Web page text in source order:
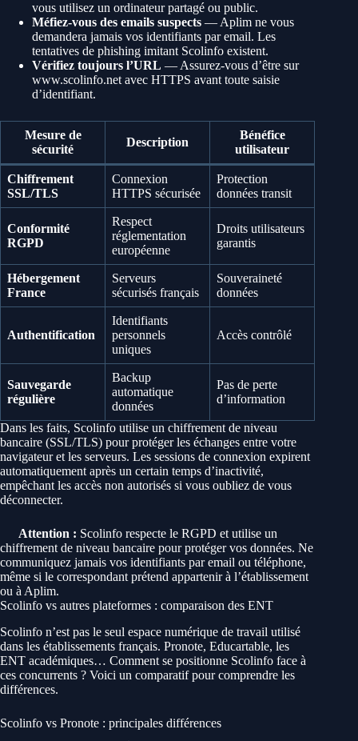
vous utilisez un ordinateur partagé ou public.
Méfiez-vous des emails suspects — Aplim ne vous
demandera jamais vos identifiants par email. Les
tentatives de phishing imitant Scolinfo existent.
Vérifiez toujours l’URL — Assurez-vous d’être sur
www.scolinfo.net avec HTTPS avant toute saisie
d’identifiant.
Mesure de
sécurité
Description
Bénéfice
utilisateur
Chiffrement
SSL/TLS
Connexion
HTTPS sécurisée
Protection
données transit
Conformité
RGPD
Respect
réglementation
européenne
Droits utilisateurs
garantis
Hébergement
France
Serveurs
sécurisés français
Souveraineté
données
Authentification
Identifiants
personnels
uniques
Accès contrôlé
Sauvegarde
régulière
Backup
automatique
données
Pas de perte
d’information
Dans les faits, Scolinfo utilise un chiffrement de niveau
bancaire (SSL/TLS) pour protéger les échanges entre votre
navigateur et les serveurs. Les sessions de connexion expirent
automatiquement après un certain temps d’inactivité,
empêchant les accès non autorisés si vous oubliez de vous
déconnecter.
Attention : Scolinfo respecte le RGPD et utilise un
chiffrement de niveau bancaire pour protéger vos données. Ne
communiquez jamais vos identifiants par email ou téléphone,
même si le correspondant prétend appartenir à l’établissement
ou à Aplim.
Scolinfo vs autres plateformes : comparaison des ENT
Scolinfo n’est pas le seul espace numérique de travail utilisé
dans les établissements français. Pronote, Educartable, les
ENT académiques… Comment se positionne Scolinfo face à
ces concurrents ? Voici un comparatif pour comprendre les
différences.
Scolinfo vs Pronote : principales différences